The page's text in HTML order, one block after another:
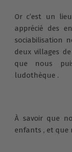
Or c’est un
apprécié des
sociabilisation
deux villages
que nous
ludothèque .
À savoir que
enfants , et que